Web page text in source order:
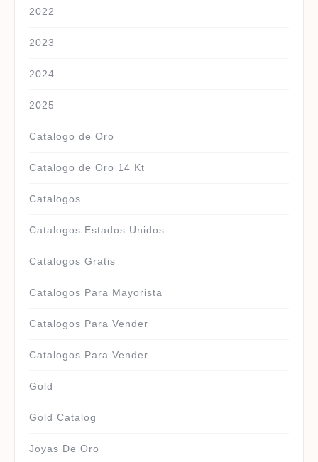
2022
2023
2024
2025
Catalogo de Oro
Catalogo de Oro 14 Kt
Catalogos
Catalogos Estados Unidos
Catalogos Gratis
Catalogos Para Mayorista
Catalogos Para Vender
Catalogos Para Vender
Gold
Gold Catalog
Joyas De Oro